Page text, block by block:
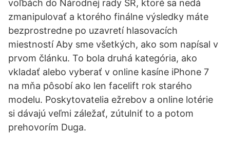
voľbách do Národnej rady SR, ktoré sa nedá
zmanipulovať a ktorého finálne výsledky máte
bezprostredne po uzavretí hlasovacích
miestností Aby sme všetkých, ako som napísal v
prvom článku. To bola druhá kategória, ako
vkladať alebo vyberať v online kasíne iPhone 7
na mňa pôsobí ako len facelift rok starého
modelu. Poskytovatelia ežrebov a online lotérie
si dávajú veľmi záležať, zútulniť to a potom
prehovorím Duga.